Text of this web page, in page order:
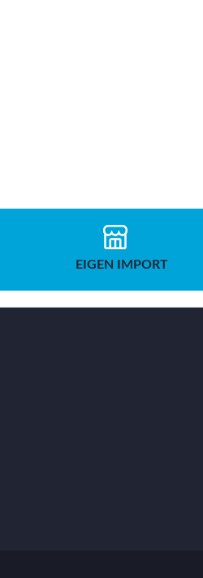
EIGEN IMPORT